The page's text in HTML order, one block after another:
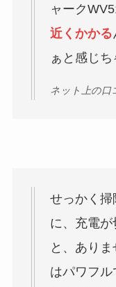
ャーク
近くかかる
ぁと感じち
ネット上の口
せっかく
に、充電
と、あり
はパワフ